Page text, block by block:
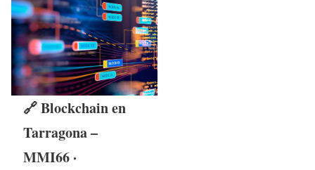
🔗 Blockchain en
Tarragona –
MMI66 ·